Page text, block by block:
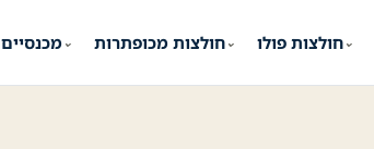
מכנסיים⌄ חולצות מכופתרות⌄ חולצות פולו⌄